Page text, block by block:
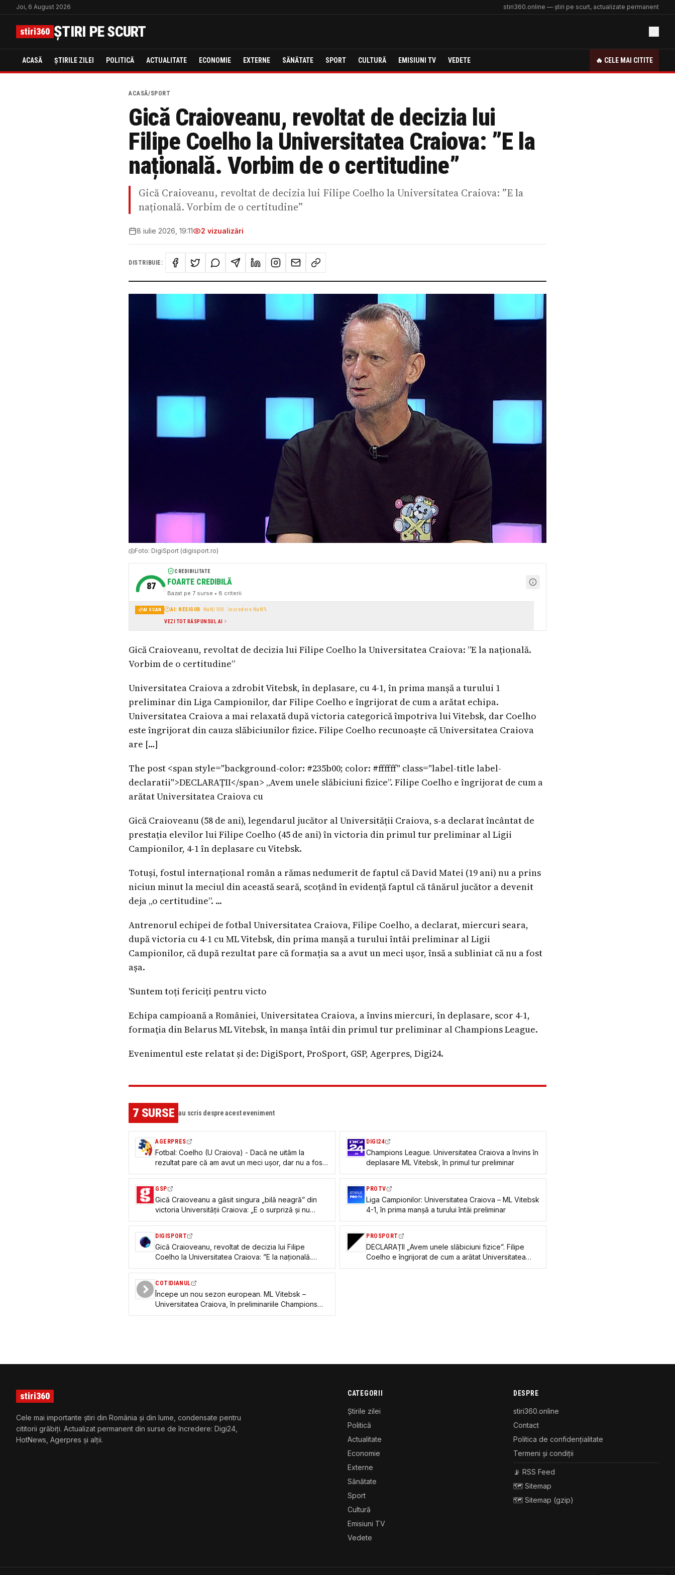
Joi, 6 August 2026 stiri360.online — știri pe scurt, actualizate permanent
stiri360 ȘTIRI PE SCURT
ACASĂ ȘTIRILE ZILEI POLITICĂ ACTUALITATE ECONOMIE EXTERNE SĂNĂTATE SPORT CULTURĂ EMISIUNI TV VEDETE 🔥 CELE MAI CITITE
ACASĂ/SPORT
Gică Craioveanu, revoltat de decizia lui
Filipe Coelho la Universitatea Craiova: ”E la
națională. Vorbim de o certitudine”
Gică Craioveanu, revoltat de decizia lui Filipe Coelho la Universitatea Craiova: ”E la
națională. Vorbim de o certitudine”
8 iulie 2026, 19:11 2 vizualizări
DISTRIBUIE:
Foto: DigiSport (digisport.ro)
87
CREDIBILITATE
FOARTE CREDIBILĂ
Bazat pe 7 surse • 8 criterii
AI SCAN AI: NESIGUR· NaN/100 · încredere NaN%
VEZI TOT RĂSPUNSUL AI
Gică Craioveanu, revoltat de decizia lui Filipe Coelho la Universitatea Craiova: ”E la națională.
Vorbim de o certitudine”
Universitatea Craiova a zdrobit Vitebsk, în deplasare, cu 4-1, în prima manșă a turului 1
preliminar din Liga Campionilor, dar Filipe Coelho e îngrijorat de cum a arătat echipa.
Universitatea Craiova a mai relaxată după victoria categorică împotriva lui Vitebsk, dar Coelho
este îngrijorat din cauza slăbiciunilor fizice. Filipe Coelho recunoaște că Universitatea Craiova
are […]
The post <span style="background-color: #235b00; color: #ffffff" class="label-title label-
declaratii">DECLARAȚII</span> „Avem unele slăbiciuni fizice”. Filipe Coelho e îngrijorat de cum a
arătat Universitatea Craiova cu
Gică Craioveanu (58 de ani), legendarul jucător al Universității Craiova, s-a declarat încântat de
prestația elevilor lui Filipe Coelho (45 de ani) în victoria din primul tur preliminar al Ligii
Campionilor, 4-1 în deplasare cu Vitebsk.
Totuși, fostul internațional român a rămas nedumerit de faptul că David Matei (19 ani) nu a prins
niciun minut la meciul din această seară, scoțând în evidență faptul că tânărul jucător a devenit
deja „o certitudine”. ...
Antrenorul echipei de fotbal Universitatea Craiova, Filipe Coelho, a declarat, miercuri seara,
după victoria cu 4-1 cu ML Vitebsk, din prima manșă a turului întâi preliminar al Ligii
Campionilor, că după rezultat pare că formația sa a avut un meci ușor, însă a subliniat că nu a fost
așa.
'Suntem toți fericiți pentru victo
Echipa campioană a României, Universitatea Craiova, a învins miercuri, în deplasare, scor 4-1,
formaţia din Belarus ML Vitebsk, în manşa întâi din primul tur preliminar al Champions League.
Evenimentul este relatat și de: DigiSport, ProSport, GSP, Agerpres, Digi24.
7SURSE au scris despre acest eveniment
AGERPRES
Fotbal: Coelho (U Craiova) - Dacă ne uităm la
rezultat pare că am avut un meci ușor, dar nu a fost
așa
DIGI24
Champions League. Universitatea Craiova a învins în
deplasare ML Vitebsk, în primul tur preliminar
GSP
Gică Craioveanu a găsit singura „bilă neagră” din
victoria Universității Craiova: „E o surpriză și nu
înțeleg de ce”
PROTV
Liga Campionilor: Universitatea Craiova – ML Vitebsk
4-1, în prima manșă a turului întâi preliminar
DIGISPORT
Gică Craioveanu, revoltat de decizia lui Filipe
Coelho la Universitatea Craiova: ”E la națională.
Vorbim de o certitudine”
PROSPORT
DECLARAȚII „Avem unele slăbiciuni fizice”. Filipe
Coelho e îngrijorat de cum a arătat Universitatea
Craiova cu Vitebsk
COTIDIANUL
Începe un nou sezon european. ML Vitebsk –
Universitatea Craiova, în preliminariile Champions
League
stiri360
Cele mai importante știri din România și din lume, condensate pentru
cititorii grăbiți. Actualizat permanent din surse de încredere: Digi24,
HotNews, Agerpres și alții.
CATEGORII
Știrile zilei
Politică
Actualitate
Economie
Externe
Sănătate
Sport
Cultură
Emisiuni TV
Vedete
DESPRE
stiri360.online
Contact
Politica de confidențialitate
Termeni și condiții
📡 RSS Feed
🗺️ Sitemap
🗺️ Sitemap (gzip)